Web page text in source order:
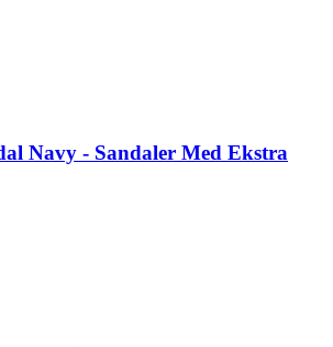
Navy - Sandaler Med Ekstra